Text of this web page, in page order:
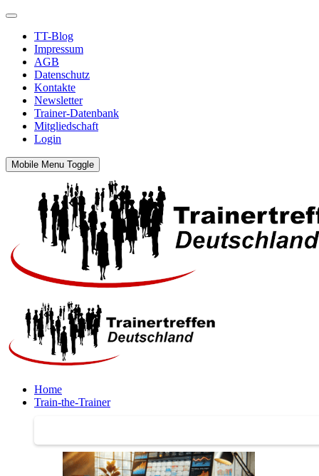
TT-Blog
Impressum
AGB
Datenschutz
Kontakte
Newsletter
Trainer-Datenbank
Mitgliedschaft
Login
Mobile Menu Toggle
Home
Train-the-Trainer